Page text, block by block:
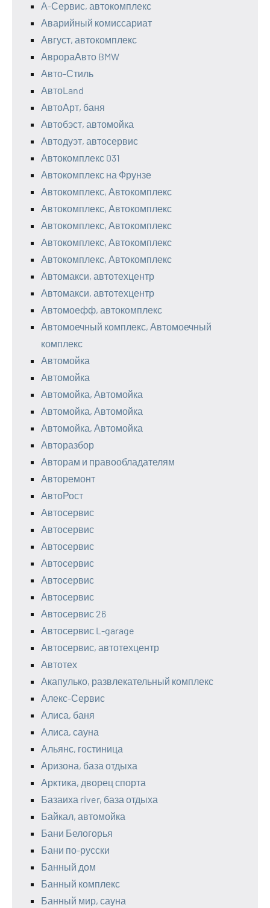
А-Сервис, автокомплекс
Аварийный комиссариат
Август, автокомплекс
АврораАвто BMW
Авто-Стиль
АвтоLand
АвтоАрт, баня
Автобэст, автомойка
Автодуэт, автосервис
Автокомплекс 031
Автокомплекс на Фрунзе
Автокомплекс, Автокомплекс
Автокомплекс, Автокомплекс
Автокомплекс, Автокомплекс
Автокомплекс, Автокомплекс
Автокомплекс, Автокомплекс
Автомакси, автотехцентр
Автомакси, автотехцентр
Автомоефф, автокомплекс
Автомоечный комплекс, Автомоечный
комплекс
Автомойка
Автомойка
Автомойка, Автомойка
Автомойка, Автомойка
Автомойка, Автомойка
Авторазбор
Авторам и правообладателям
Авторемонт
АвтоРост
Автосервис
Автосервис
Автосервис
Автосервис
Автосервис
Автосервис
Автосервис 26
Автосервис L-garage
Автосервис, автотехцентр
Автотех
Акапулько, развлекательный комплекс
Алекс-Сервис
Алиса, баня
Алиса, сауна
Альянс, гостиница
Аризона, база отдыха
Арктика, дворец спорта
Базаиха river, база отдыха
Байкал, автомойка
Бани Белогорья
Бани по-русски
Банный дом
Банный комплекс
Банный мир, сауна